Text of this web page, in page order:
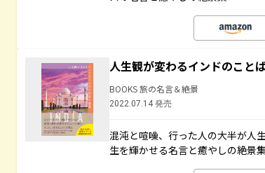
人生観が変わるインドのこと
BOOKS 旅の名言＆絶景
2022.07.14 発売
混沌と喧噪、行った人の大半が人
生を輝かせる名言と癒やしの絶景集